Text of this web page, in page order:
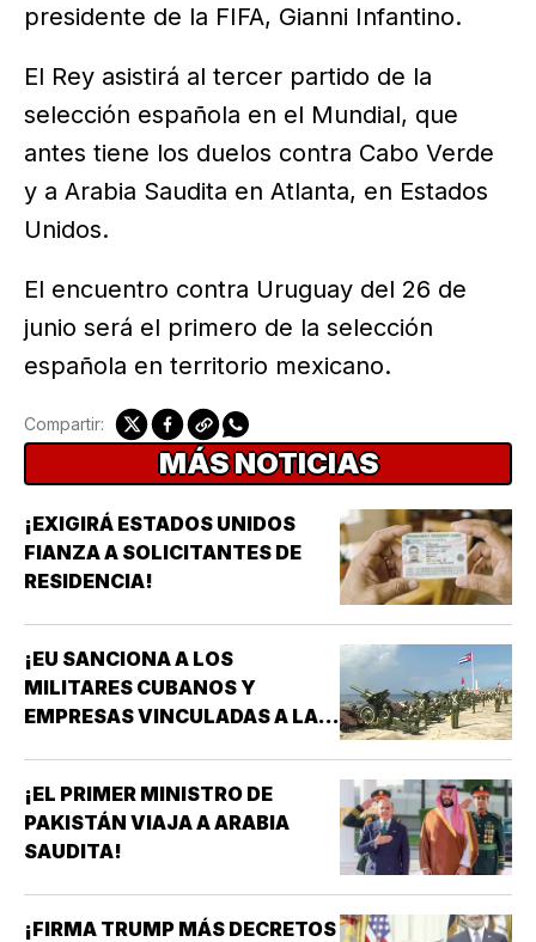
presidente de la FIFA, Gianni Infantino.
El Rey asistirá al tercer partido de la
selección española en el Mundial, que
antes tiene los duelos contra Cabo Verde
y a Arabia Saudita en Atlanta, en Estados
Unidos.
El encuentro contra Uruguay del 26 de
junio será el primero de la selección
española en territorio mexicano.
Compartir:
MÁS NOTICIAS
¡EXIGIRÁ ESTADOS UNIDOS
FIANZA A SOLICITANTES DE
RESIDENCIA!
¡EU SANCIONA A LOS
MILITARES CUBANOS Y
EMPRESAS VINCULADAS A LA
¡EL PRIMER MINISTRO DE
PAKISTÁN VIAJA A ARABIA
SAUDITA!
¡FIRMA TRUMP MÁS DECRETOS